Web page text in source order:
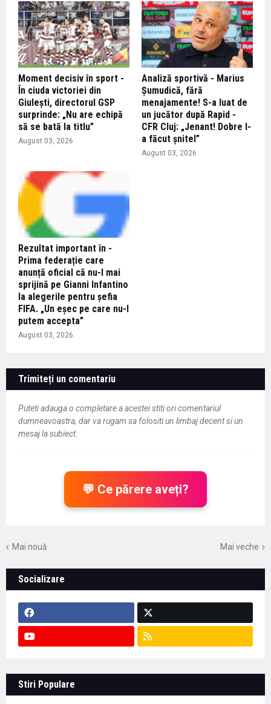
Moment decisiv în sport -
În ciuda victoriei din
Giulești, directorul GSP
surprinde: „Nu are echipă
să se bată la titlu”
August 03, 2026
Analiză sportivă - Marius
Șumudică, fără
menajamente! S-a luat de
un jucător după Rapid -
CFR Cluj: „Jenant! Dobre l-
a făcut șnitel”
August 03, 2026
Rezultat important în -
Prima federație care
anunță oficial că nu-l mai
sprijină pe Gianni Infantino
la alegerile pentru șefia
FIFA. „Un eşec pe care nu-l
putem accepta”
August 03, 2026
Trimiteți un comentariu
Puteti adauga o completare a acestei stiti ori comentariul
dumneavoastra, dar va rugam sa folositi un limbaj decent si un
mesaj la subiect.
💬 Ce părere aveți?
Mai nouă Mai veche
Socializare
Stiri Populare
Context important pentru educație -
Marian Preda, rectorul Universității din